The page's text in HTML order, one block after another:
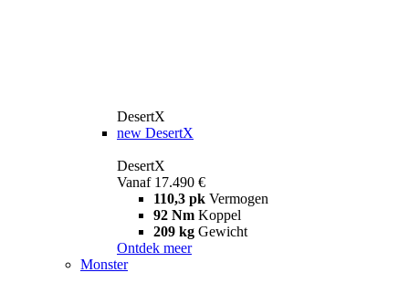
DesertX
new DesertX
DesertX
Vanaf 17.490 €
110,3 pk Vermogen
92 Nm Koppel
209 kg Gewicht
Ontdek meer
Monster